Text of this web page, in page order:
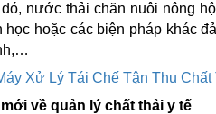
đó, nước thải chăn nuôi nông
học hoặc các biện pháp khác
Xử Lý Tái Chế Tận Thu
về quản lý chất thải y tế